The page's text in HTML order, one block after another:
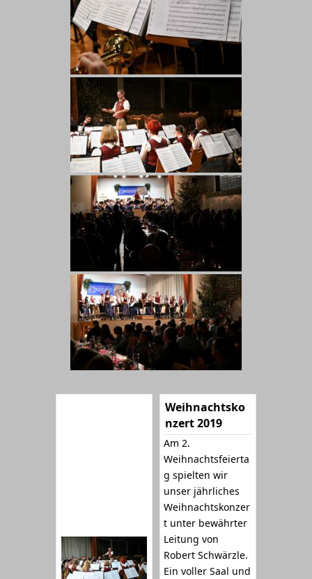
Weihnachtsko
nzert 2019
Am 2.
Weihnachtsfeierta
g spielten wir
unser jährliches
Weihnachtskonzer
t unter bewährter
Leitung von
Robert Schwärzle.
Ein voller Saal und